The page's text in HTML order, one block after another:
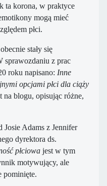
ta korona, w praktyce
mogą mieć
płci.
stały się
sprawozdaniu z prac
roku napisano: Inne
opcjami płci dla ciąży
na blogu, opisując różne,
Adams z Jennifer
dyrektora ds.
płciowa jest w tym
motywujący, ale
pominięte.